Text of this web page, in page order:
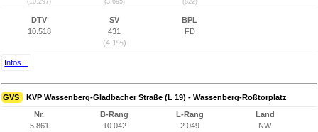
(10.297) (3.695) (822)
DTV
10.518
SV
431
(4,1%)
BPL
FD
Infos...
GVS KVP Wassenberg-Gladbacher Straße (L 19) - Wassenberg-Roßtorplatz
Nr.
5.861
B-Rang
10.042
L-Rang
2.049
Land
NW